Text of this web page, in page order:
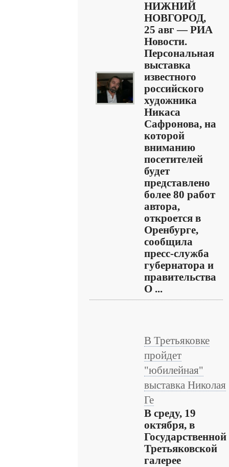
НИЖНИЙ
НОВГОРОД,
25 авг — РИА
Новости.
Персональная
выставка
известного
российского
художника
Никаса
Сафронова, на
которой
вниманию
посетителей
будет
представлено
более 80 работ
автора,
откроется в
Оренбурге,
сообщила
пресс-служба
губернатора и
правительства
О ...
В Третьяковке
пройдет
"юбилейная"
выставка Николая
Ге
В среду, 19
октября, в
Государственной
Третьяковской
галерее